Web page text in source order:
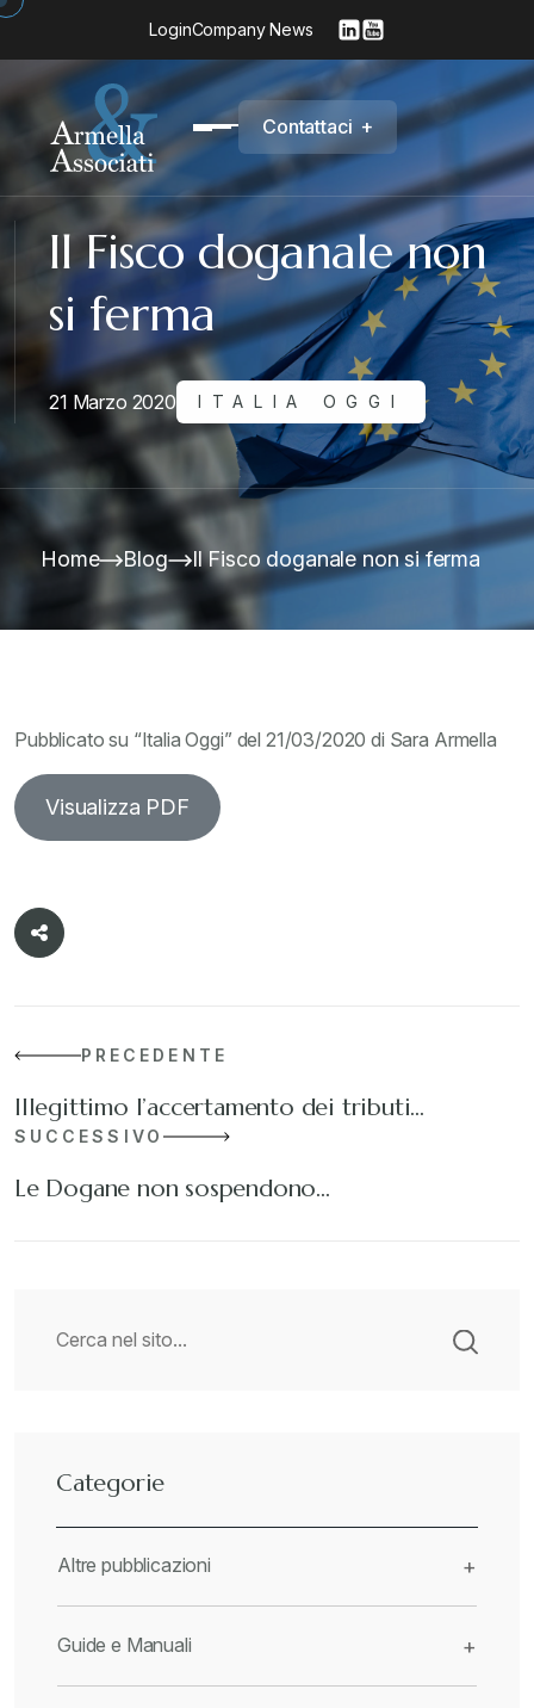
LoginCompany News
Contattaci +
Il Fisco doganale non
si ferma
21 Marzo 2020 ITALIA OGGI
Home Blog Il Fisco doganale non si ferma
Pubblicato su “Italia Oggi” del 21/03/2020 di Sara Armella
Visualizza PDF
PRECEDENTE
Illegittimo l’accertamento dei tributi…
SUCCESSIVO
Le Dogane non sospendono…
Categorie
Altre pubblicazioni +
Guide e Manuali +